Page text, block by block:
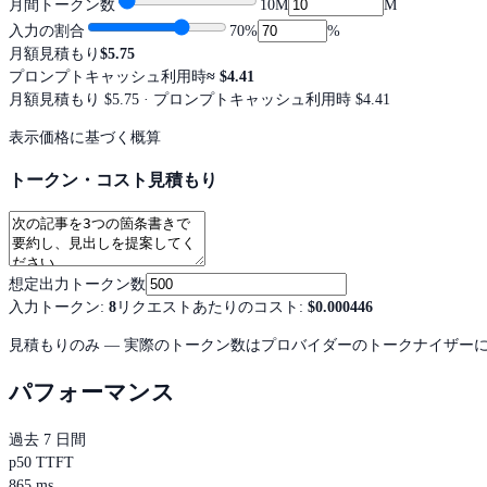
月間トークン数 10M
M
入力の割合
70%
%
月額見積もり $5.75
プロンプトキャッシュ利用時≈ $4.41
月額見積もり $5.75 · プロンプトキャッシュ利用時 $4.41
表示価格に基づく概算
トークン・コスト見積もり
想定出力トークン数
入力トークン: 8 リクエストあたりのコスト : $0.000446
見積もりのみ — 実際のトークン数はプロバイダーのトークナイザーに
パフォーマンス
過去 7 日間
p50 TTFT